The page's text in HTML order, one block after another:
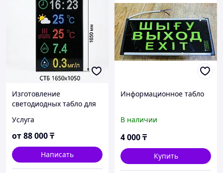
Изготовление
светодиодных табло для
Услуга
от88 000₸
Написать
Информационное табло
В наличии
4 000₸
Купить